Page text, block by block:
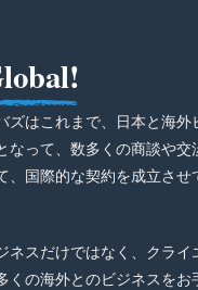
ズはこれまで、日本と海外
なって、数多くの商談や交
、国際的な契約を成立させ
ネスだけではなく、クライ
くの海外とのビジネスをお